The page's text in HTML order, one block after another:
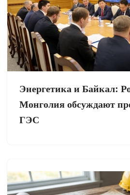
Энергетика и Байкал:
Монголия обсуждают
ГЭС